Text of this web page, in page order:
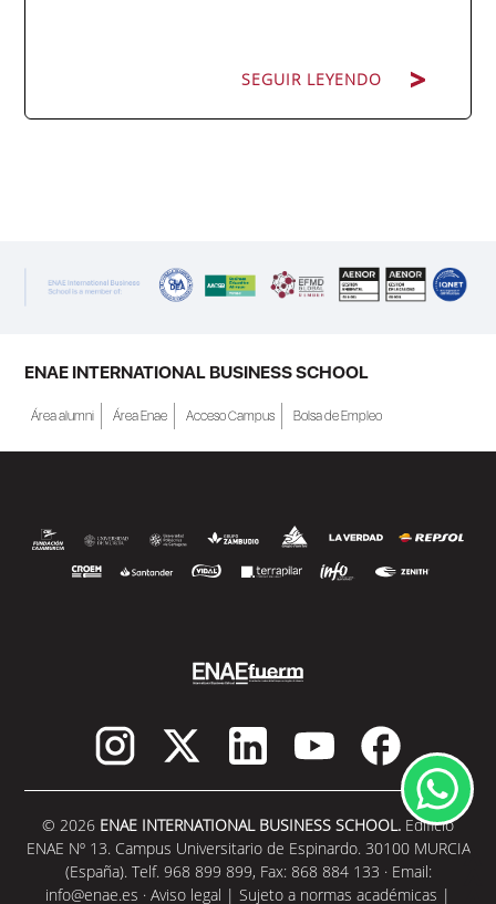
SEGUIR LEYENDO
a Crecer". El programa está dirigido a
personas inscritas como demandantes de
becas de estudio parciales (50%), además
de al menos una beca...
ENAE INTERNATIONAL BUSINESS SCHOOL
Área alumni Área Enae Acceso Campus Bolsa de Empleo
© 2026 ENAE INTERNATIONAL BUSINESS SCHOOL. Edificio
ENAE Nº 13. Campus Universitario de Espinardo. 30100 MURCIA
(España). Telf. 968 899 899, Fax: 868 884 133 · Email:
info@enae.es · Aviso legal | Sujeto a normas académicas |